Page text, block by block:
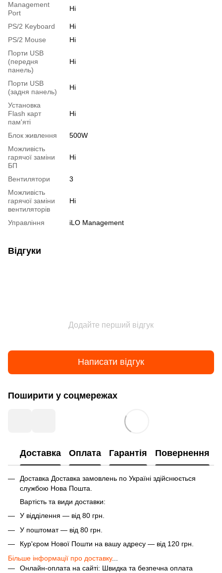
Management
Port
Ні
PS/2 Keyboard
Ні
PS/2 Mouse
Ні
Порти USB
(передня
панель)
Ні
Порти USB
(задня панель)
Ні
Установка
Flash карт
пам'яті
Ні
Блок живлення
500W
Можливість
гарячої заміни
БП
Ні
Вентилятори
3
Можливість
гарячої заміни
вентиляторів
Ні
Управління iLO Management
Відгуки
Додайте перший відгук
Написати відгук
Поширити у соцмережах
Доставка Оплата Гарантія Повернення
Доставка Доставка замовлень по Україні здійснюється
службою Нова Пошта.
Вартість та види доставки:
У відділення — від 80 грн.
У поштомат — від 80 грн.
Кур'єром Нової Пошти на вашу адресу — від 120 грн.
Більше інформації про доставку...
Онлайн-оплата на сайті: Швидка та безпечна оплата